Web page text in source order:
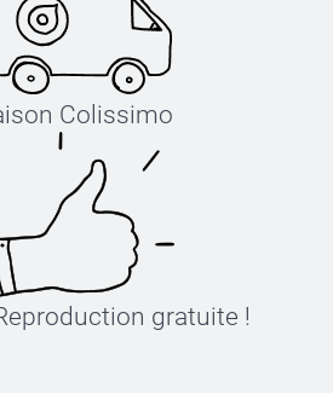
Colissimo
gratuite !